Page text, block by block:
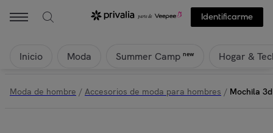
Identificarme
Inicio Moda Summer Camp new Hogar &
Moda de hombre / Accesorios de moda para hombres / Mochila